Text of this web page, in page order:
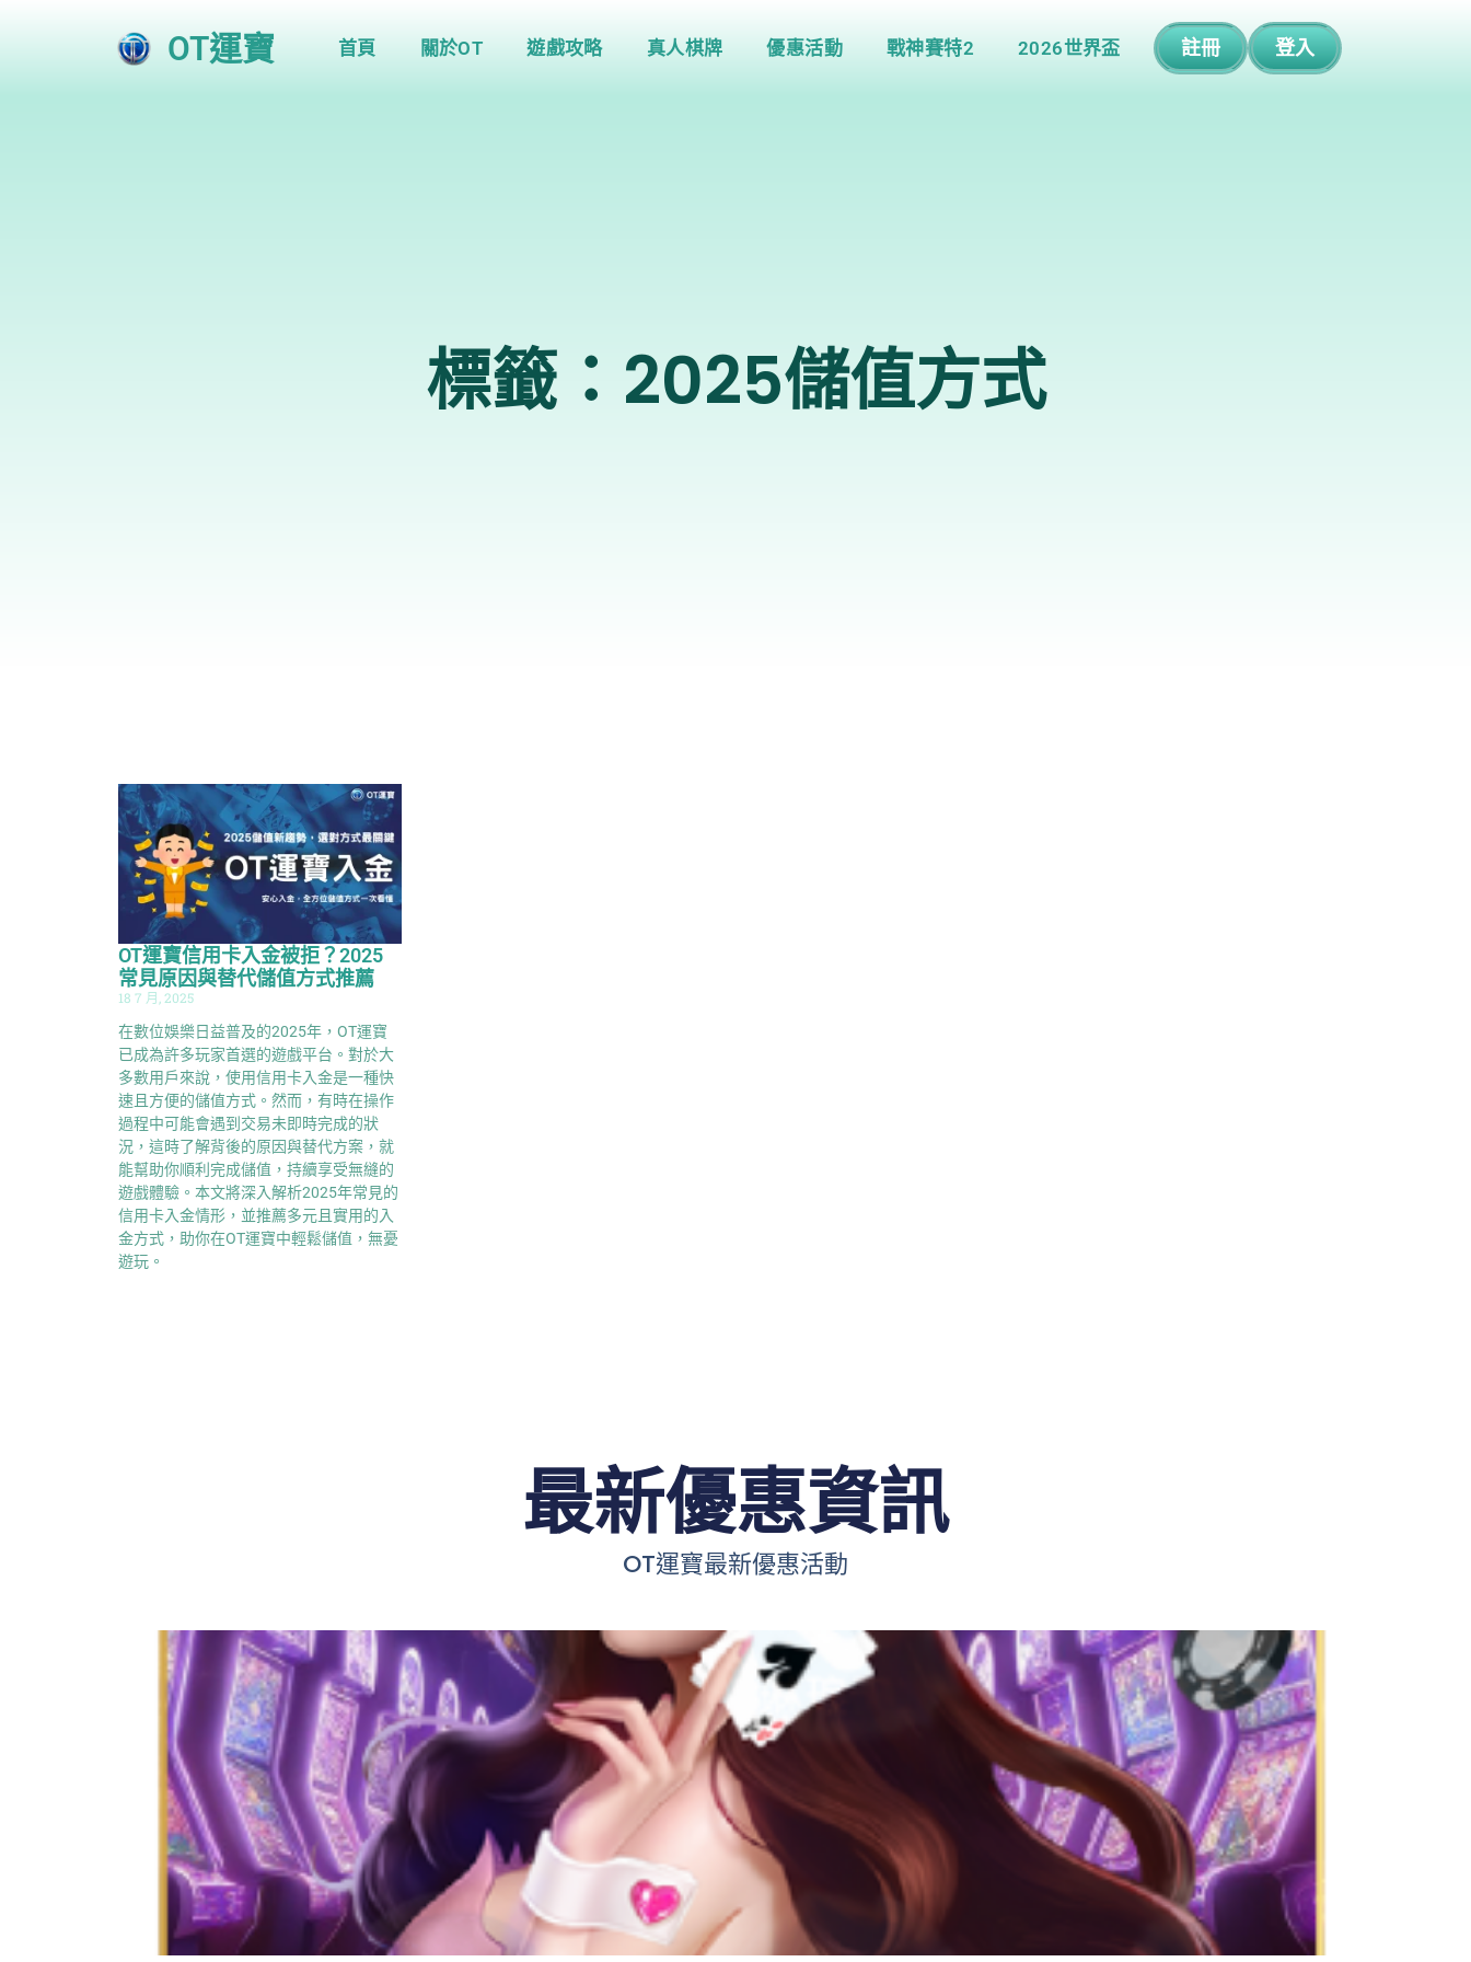
OT運寶 首頁 關於OT 遊戲攻略 真人棋牌 優惠活動 戰神賽特2 2026世界盃 註冊 登入
標籤：2025儲值方式
OT運寶信用卡入金被拒？2025
常見原因與替代儲值方式推薦
18 7 月, 2025
在數位娛樂日益普及的2025年，OT運寶
已成為許多玩家首選的遊戲平台。對於大
多數用戶來說，使用信用卡入金是一種快
速且方便的儲值方式。然而，有時在操作
過程中可能會遇到交易未即時完成的狀
況，這時了解背後的原因與替代方案，就
能幫助你順利完成儲值，持續享受無縫的
遊戲體驗。本文將深入解析2025年常見的
信用卡入金情形，並推薦多元且實用的入
金方式，助你在OT運寶中輕鬆儲值，無憂
遊玩。
最新優惠資訊
OT運寶最新優惠活動